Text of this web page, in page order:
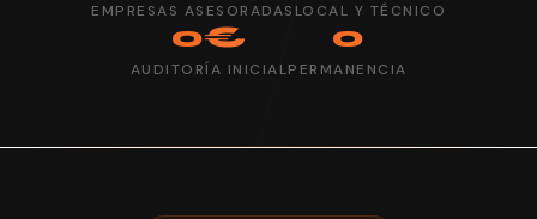
EMPRESAS ASESORADAS LOCAL Y TÉCNICO
0€
AUDITORÍA INICIAL
0
PERMANENCIA